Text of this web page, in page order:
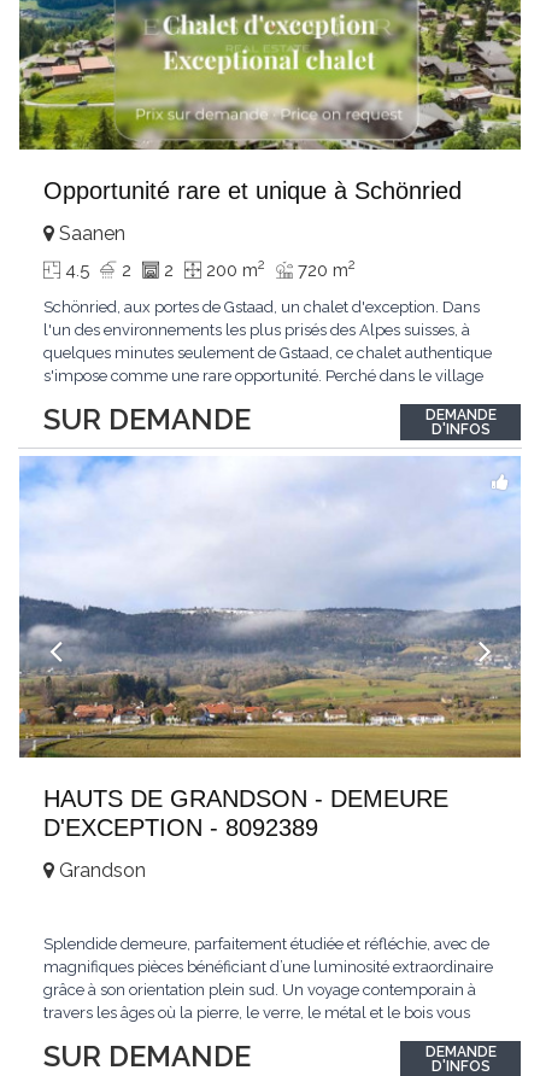
Opportunité rare et unique à Schönried
SUR DEMANDE
Saanen
4.5 2 2 200 m2 720 m2
Schönried, aux portes de Gstaad, un chalet d'exception. Dans
l'un des environnements les plus prisés des Alpes suisses, à
quelques minutes seulement de Gstaad, ce chalet authentique
s'impose comme une rare opportunité. Perché dans le village
station et les sommets qui l'encadrent, un spectacle qui change
au fil des saisons. Avec...
DEMANDE
D'INFOS
HAUTS DE GRANDSON - DEMEURE
D'EXCEPTION - 8092389
SUR DEMANDE
Grandson
Splendide demeure, parfaitement étudiée et réfléchie, avec de
magnifiques pièces bénéficiant d’une luminosité extraordinaire
grâce à son orientation plein sud. Un voyage contemporain à
travers les âges où la pierre, le verre, le métal et le bois vous
de Grandson, entourée de nature et d’un verger de fruitiers, et...
DEMANDE
D'INFOS